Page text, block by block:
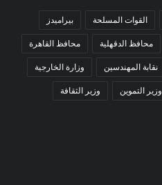
القوات المسلحة
بيراميدز
محافظ الدقهلية
محافظ القاهرة
نقابة المهندسين
وزارة الخارجية
وزير التموين
وزير الثقافة